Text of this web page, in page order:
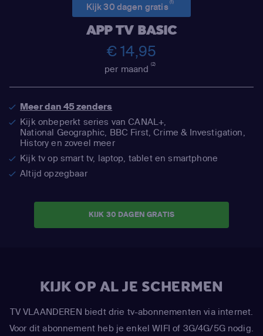
Kijk 30 dagen gratis(1)
APP TV BASIC
€ 14,95
per maand(2)
Meer dan 45 zenders
Kijk onbeperkt series van CANAL+,
National Geographic, BBC First, Crime & Investigation,
History en zoveel meer
Kijk tv op smart tv, laptop, tablet en smartphone
Altijd opzegbaar
KIJK 30 DAGEN GRATIS
KIJK OP AL JE SCHERMEN
TV VLAANDEREN biedt drie tv-abonnementen via internet.
Voor dit abonnement heb je enkel WIFI of 3G/4G/5G nodig.